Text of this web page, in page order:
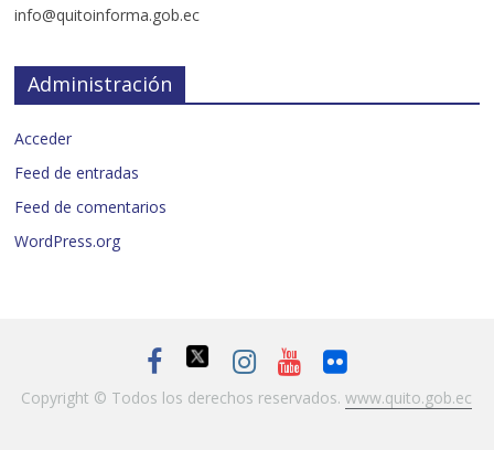
info@quitoinforma.gob.ec
Administración
Acceder
Feed de entradas
Feed de comentarios
WordPress.org
Copyright © Todos los derechos reservados.www.quito.gob.ec